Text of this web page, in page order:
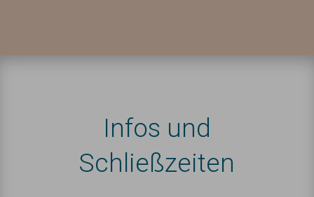
Infos und
Schließzeiten